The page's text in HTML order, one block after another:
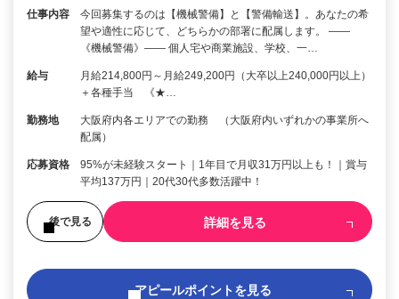
仕事内容
今回募集するのは【機械警備】と【警備輸送】。あなたの希
望や適性に応じて、どちらかの部署に配属します。 ――
《機械警備》―― 個人宅や商業施設、学校、一…
給与
月給214,800円～月給249,200円（大卒以上240,000円以上）
＋各種手当 《★…
勤務地
大阪府内各エリアでの勤務 （大阪府内いずれかの事業所へ
配属）
応募資格
95%が未経験スタート｜1年目で月収31万円以上も！｜賞与
平均137万円｜20代30代多数活躍中！
後で見る 詳細を見る
アピールポイントを見る